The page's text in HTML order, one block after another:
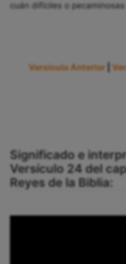
cuán difíciles o pecaminosas
Versículo Anterior
Significado e
Versículo 24 del
Reyes de la Biblia: